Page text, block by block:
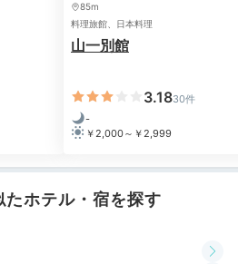
地産地消にこだわった和洋ビ
料理、焼き魚や煮物、サラダバ
食事を楽しめます。自家製パン
85m
料理旅館、日本料理
山一別館
3.1830件
-
￥2,000～￥2,999
たホテル・宿を探す